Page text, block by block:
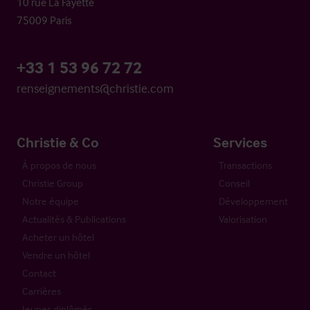
75009 Paris
+33 1 53 96 72 72
renseignements@christie.com
Christie & Co
À propos de nous
Christie Group
Notre équipe
Actualités & Publications
Acheter un hôtel
Vendre un hôtel
Contact
Carrières
Services
Transactions
Conseil
Développement
Valorisation